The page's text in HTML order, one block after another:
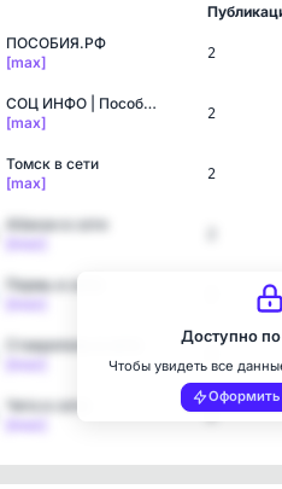
ПОСОБИЯ.РФ
[max]
2
СОЦ ИНФО | Пособия, льго…
[max]
2
Томск в сети
[max]
2
Абакан в сети
Пермь в сети
Ставрополь в сети
Чита в сети
2
Доступно
Чтобы увидеть все
Оформить